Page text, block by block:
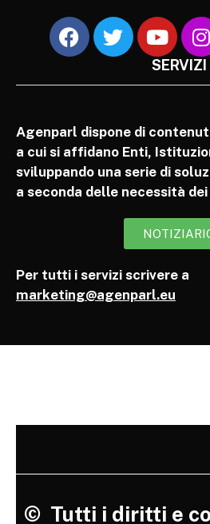
SERVIZI
Agenparl dispone di
a cui si affidano Enti,
sviluppando una serie di
a seconda delle necessità
Per tutti i servizi scrivere a
marketing@agenparl.eu
© Tutti i diritti e